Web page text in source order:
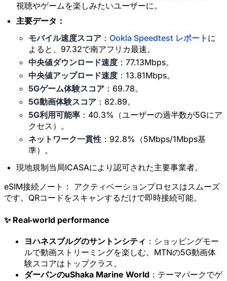
視聴やゲームを楽しみたいユーザーに。
主要データ：
モバイル速度スコア ： Ookla Speedtest レポート に
よると、97.32で南アフリカ最速。
中央値ダウンロード速度 ：77.13Mbps。
中央値アップロード速度 ：13.81Mbps。
5Gゲーム体験スコア ：69.78。
5G動画体験スコア ：82.89。
5G利用可能率 ：40.3%（ユーザーの過半数が5Gにア
クセス）。
ネットワーク一貫性 ：92.8%（5Mbps/1Mbps基
準）。
現地規制当局ICASAにより認可された主要事業者。
eSIM接続ノート：
アクティベーションプロセスはスムーズ
です。QRコードをスキャンするだけで即時接続可能。
✨ Real‑world performance
ヨハネスブルグのサントンシティ ：ショッピングモー
ルで動画ストリーミングを楽しむ。MTNの5G動画体
験スコアはトップクラス。
ダーバンのuShaka Marine World ：テーマパークでゲ